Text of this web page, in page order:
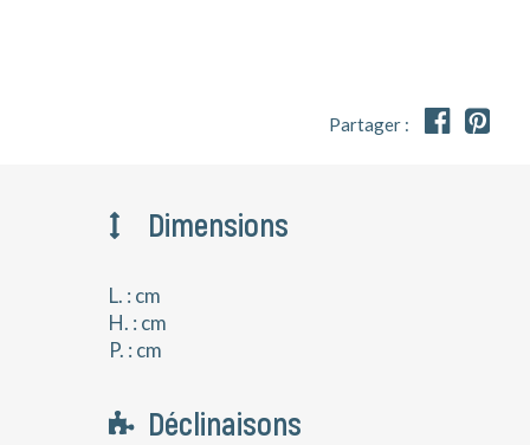
Partager :  
Dimensions
L. : cm
H. : cm
P. : cm
Déclinaisons